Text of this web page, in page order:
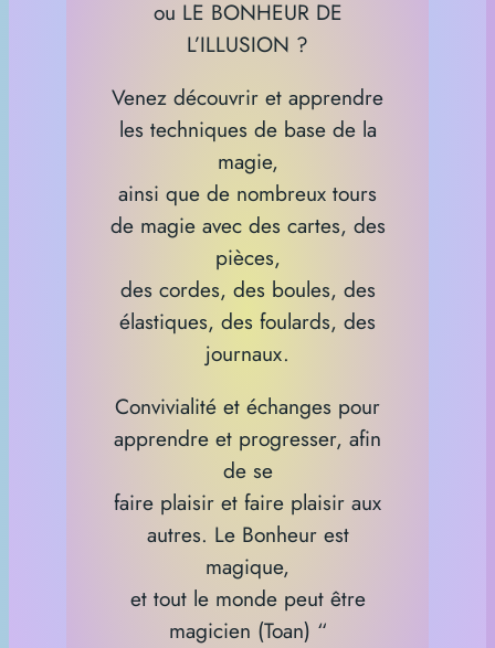
ou LE BONHEUR DE
L’ILLUSION ?
Venez découvrir et apprendre
les techniques de base de la
magie,
ainsi que de nombreux tours
de magie avec des cartes, des
pièces,
des cordes, des boules, des
élastiques, des foulards, des
journaux.
Convivialité et échanges pour
apprendre et progresser, afin
de se
faire plaisir et faire plaisir aux
autres. Le Bonheur est
magique,
et tout le monde peut être
magicien (Toan) “